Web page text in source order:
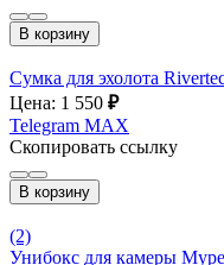
В корзину
Сумка для эхолота
Цена: 1 550 ₽
Telegram MAX
Скопировать ссылку
В корзину
(2)
Унибокс для камеры